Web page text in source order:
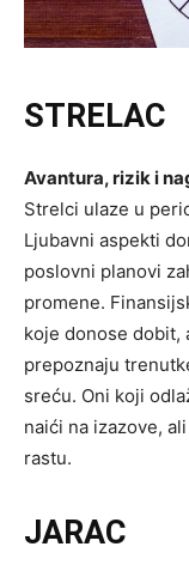
STRELAC
Avantura, rizik i
Strelci ulaze u
Ljubavni aspekti
poslovni planovi
promene.
koje donose dobit,
prepoznaju
sreću. Oni koji
naići na izazove,
rastu.
JARAC